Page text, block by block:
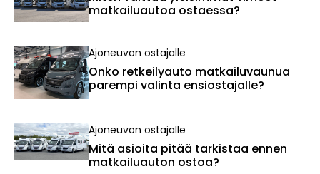
matkailuautoa ostaessa?
Ajoneuvon ostajalle
Onko retkeilyauto matkailuvaunua
parempi valinta ensiostajalle?
Ajoneuvon ostajalle
Mitä asioita pitää tarkistaa ennen
matkailuauton ostoa?